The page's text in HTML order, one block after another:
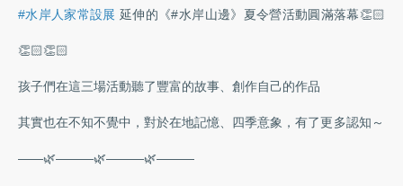
#水岸人家常設展延伸的《#水岸山邊》夏令營活動圓滿落幕👏🏻
👏🏻👏🏻
孩子們在這三場活動聽了豐富的故事、創作自己的作品
其實也在不知不覺中，對於在地記憶、四季意象，有了更多認知～
——🌿———🌿———🌿———